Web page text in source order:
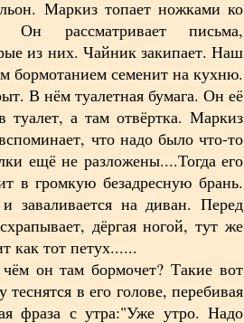
Маркиз топает ножками ко
Он рассматривает письма,
из них. Чайник закипает. Наш
бормотанием семенит на кухню.
В нём туалетная бумага. Он её
туалет, а там отвёртка. Маркиз
что надо было что-то
ещё не разложены....Тогда его
в громкую безадресную брань.
заваливается на диван. Перед
дёргая ногой, тут же
как тот петух......
он там бормочет? Такие вот
в его голове, перебивая
фраза с утра:"Уже утро. Надо